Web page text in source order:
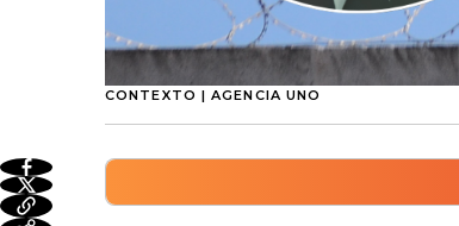
CONTEXTO | AGENCIA UNO